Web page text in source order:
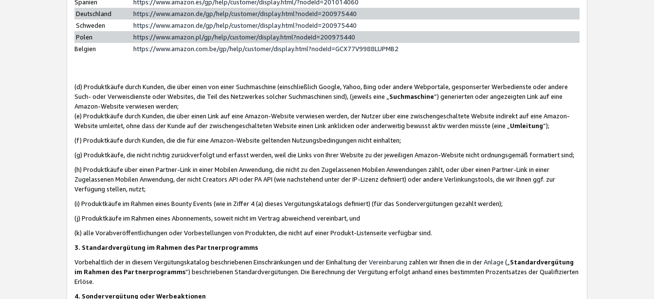
Spanien
https://www.amazon.es/gp/help/customer/display.html/?nodeId=201014060
Deutschland
https://www.amazon.de/gp/help/customer/display.html?nodeId=200975440
Schweden
https://www.amazon.de/gp/help/customer/display.html?nodeId=200975440
Polen
https://www.amazon.pl/gp/help/customer/display.html?nodeId=200975440
Belgien
https://www.amazon.com.be/gp/help/customer/display.html?nodeId=GCX77V9988LUPMB2
(d) Produktkäufe durch Kunden, die über einen von einer Suchmaschine (einschließlich Google, Yahoo, Bing oder andere Webportale, gesponserter Werbedienste oder andere
Such- oder Verweisdienste oder Websites, die Teil des Netzwerkes solcher Suchmaschinen sind), (jeweils eine „ Suchmaschine“) generierten oder angezeigten Link auf eine
Amazon-Website verwiesen werden;
(e) Produktkäufe durch Kunden, die über einen Link auf eine Amazon-Website verwiesen werden, der Nutzer über eine zwischengeschaltete Website indirekt auf eine Amazon-
Website umleitet, ohne dass der Kunde auf der zwischengeschalteten Website einen Link anklicken oder anderweitig bewusst aktiv werden müsste (eine „ Umleitung“);
(f) Produktkäufe durch Kunden, die die für eine Amazon-Website geltenden Nutzungsbedingungen nicht einhalten;
(g) Produktkäufe, die nicht richtig zurückverfolgt und erfasst werden, weil die Links von Ihrer Website zu der jeweiligen Amazon-Website nicht ordnungsgemäß formatiert sind;
(h) Produktkäufe über einen Partner-Link in einer Mobilen Anwendung, die nicht zu den Zugelassenen Mobilen Anwendungen zählt, oder über einen Partner-Link in einer
Zugelassenen Mobilen Anwendung, der nicht Creators API oder PA API (wie nachstehend unter der IP-Lizenz definiert) oder andere Verlinkungstools, die wir Ihnen ggf. zur
Verfügung stellen, nutzt;
(i) Produktkäufe im Rahmen eines Bounty Events (wie in Ziffer 4 (a) dieses Vergütungskatalogs definiert) (für das Sondervergütungen gezahlt werden);
(j) Produktkäufe im Rahmen eines Abonnements, soweit nicht im Vertrag abweichend vereinbart, und
(k) alle Vorabveröffentlichungen oder Vorbestellungen von Produkten, die nicht auf einer Produkt-Listenseite verfügbar sind.
3. Standardvergütung im Rahmen des Partnerprogramms
Vorbehaltlich der in diesem Vergütungskatalog beschriebenen Einschränkungen und der Einhaltung derVereinbarung zahlen wir Ihnen die in derAnlage („ Standardvergütung
im Rahmen des Partnerprogramms“) beschriebenen Standardvergütungen. Die Berechnung der Vergütung erfolgt anhand eines bestimmten Prozentsatzes der Qualifizierten
Erlöse.
4. Sondervergütung oder Werbeaktionen